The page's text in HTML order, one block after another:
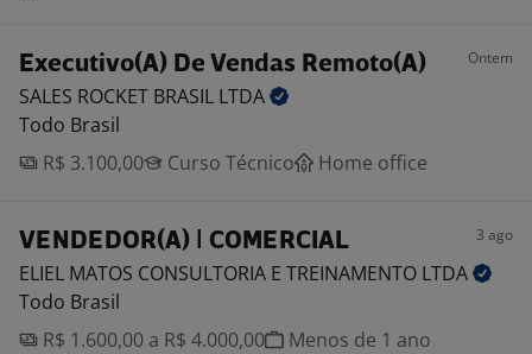
Executivo(A) De Vendas Remoto(A) Ontem
SALES ROCKET BRASIL LTDA
Todo Brasil
R$ 3.100,00
Curso Técnico Home office
VENDEDOR(A) | COMERCIAL 3 ago
ELIEL MATOS CONSULTORIA E TREINAMENTO LTDA
Todo Brasil
R$ 1.600,00 a R$ 4.000,00
Menos de 1 ano